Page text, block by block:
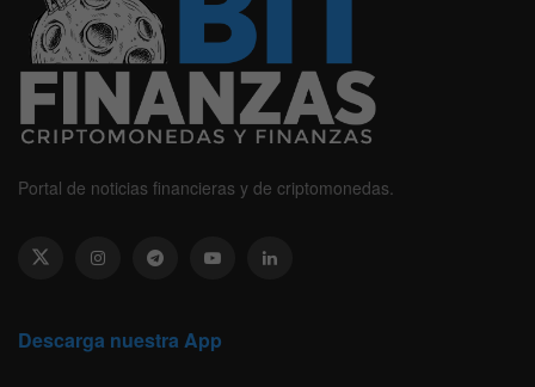
Portal de noticias financieras y de criptomonedas.
Descarga nuestra App